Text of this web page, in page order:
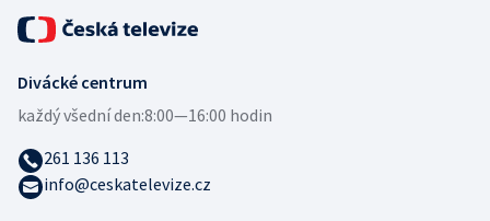
Divácké centrum
každý všední den:8:00—16:00 hodin
261 136 113
info@ceskatelevize.cz